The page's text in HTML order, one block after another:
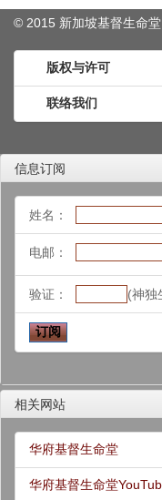
© 2015 新加坡基督生命
版权与许可
联络我们
信息订阅
姓名：
电邮：
验证： (神独
相关网站
华府基督生命堂
华府基督生命堂